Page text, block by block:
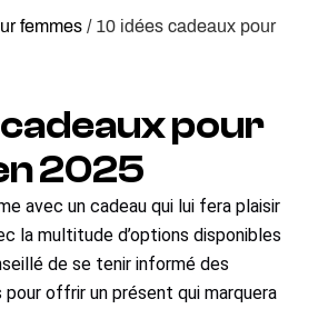
femmes / 10 idées cadeaux pour
cadeaux pour
2025
avec un cadeau qui lui fera plaisir
la multitude d’options disponibles
de se tenir informé des
offrir un présent qui marquera